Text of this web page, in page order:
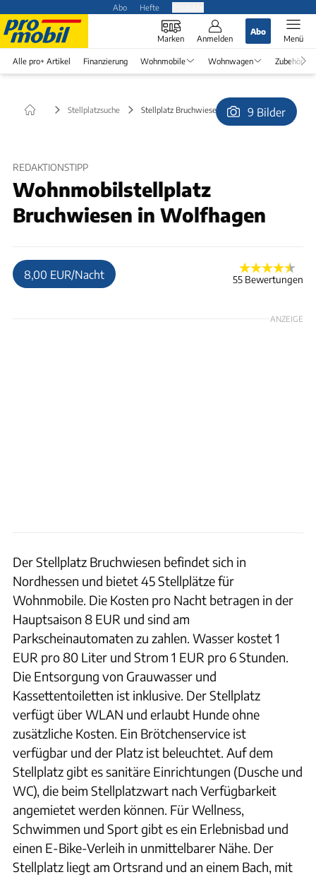
Abo Hefte
Marken Anmelden
Abo
Menü
Alle pro+ Artikel Finanzierung Wohnmobile Wohnwagen Zubehör
Stellplatzsuche Stellplatz Bruchwiesen in Wolfhagen
9 Bilder
REDAKTIONSTIPP
Wohnmobilstellplatz
Bruchwiesen in Wolfhagen
8,00 EUR/Nacht 55 Bewertungen
ANZEIGE
Der Stellplatz Bruchwiesen befindet sich in
Nordhessen und bietet 45 Stellplätze für
Wohnmobile. Die Kosten pro Nacht betragen in der
Hauptsaison 8 EUR und sind am
Parkscheinautomaten zu zahlen. Wasser kostet 1
EUR pro 80 Liter und Strom 1 EUR pro 6 Stunden.
Die Entsorgung von Grauwasser und
Kassettentoiletten ist inklusive. Der Stellplatz
verfügt über WLAN und erlaubt Hunde ohne
zusätzliche Kosten. Ein Brötchenservice ist
verfügbar und der Platz ist beleuchtet. Auf dem
Stellplatz gibt es sanitäre Einrichtungen (Dusche und
WC), die beim Stellplatzwart nach Verfügbarkeit
angemietet werden können. Für Wellness,
Schwimmen und Sport gibt es ein Erlebnisbad und
einen E-Bike-Verleih in unmittelbarer Nähe. Der
Stellplatz liegt am Ortsrand und an einem Bach, mit